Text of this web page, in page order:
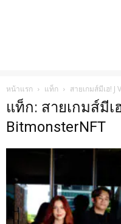
หน้าแรก แท็ก สายเกมส์มีเฮ!
แท็ก: สายเกมส์มีเ
BitmonsterNFT